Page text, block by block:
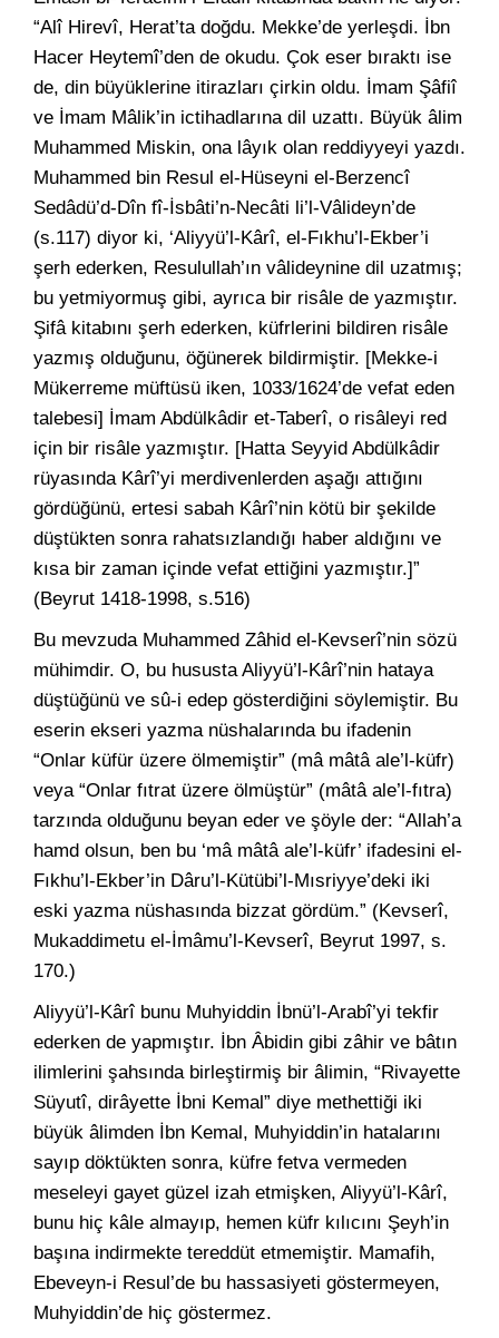
“Alî Hirevî, Herat’ta doğdu. Mekke’de yerleşdi. İbn
Hacer Heytemî’den de okudu. Çok eser bıraktı ise
de, din büyüklerine itirazları çirkin oldu. İmam Şâfiî
ve İmam Mâlik’in ictihadlarına dil uzattı. Büyük âlim
Muhammed Miskin, ona lâyık olan reddiyyeyi yazdı.
Muhammed bin Resul el-Hüseyni el-Berzencî
Sedâdü’d-Dîn fî-İsbâti’n-Necâti li’l-Vâlideyn’de
(s.117) diyor ki, ‘Aliyyü’l-Kârî, el-Fıkhu’l-Ekber’i
şerh ederken, Resulullah’ın vâlideynine dil uzatmış;
bu yetmiyormuş gibi, ayrıca bir risâle de yazmıştır.
Şifâ kitabını şerh ederken, küfrlerini bildiren risâle
yazmış olduğunu, öğünerek bildirmiştir. [Mekke-i
Mükerreme müftüsü iken, 1033/1624’de vefat eden
talebesi] İmam Abdülkâdir et-Taberî, o risâleyi red
için bir risâle yazmıştır. [Hatta Seyyid Abdülkâdir
rüyasında Kârî’yi merdivenlerden aşağı attığını
gördüğünü, ertesi sabah Kârî’nin kötü bir şekilde
düştükten sonra rahatsızlandığı haber aldığını ve
kısa bir zaman içinde vefat ettiğini yazmıştır.]”
(Beyrut 1418-1998, s.516)
Bu mevzuda Muhammed Zâhid el-Kevserî’nin sözü
mühimdir. O, bu hususta Aliyyü’l-Kârî’nin hataya
düştüğünü ve sû-i edep gösterdiğini söylemiştir. Bu
eserin ekseri yazma nüshalarında bu ifadenin
“Onlar küfür üzere ölmemiştir” (mâ mâtâ ale’l-küfr)
veya “Onlar fıtrat üzere ölmüştür” (mâtâ ale’l-fıtra)
tarzında olduğunu beyan eder ve şöyle der: “Allah’a
hamd olsun, ben bu ‘mâ mâtâ ale’l-küfr’ ifadesini el-
Fıkhu’l-Ekber’in Dâru’l-Kütübi’l-Mısriyye’deki iki
eski yazma nüshasında bizzat gördüm.” (Kevserî,
Mukaddimetu el-İmâmu’l-Kevserî, Beyrut 1997, s.
170.)
Aliyyü’l-Kârî bunu Muhyiddin İbnü’l-Arabî’yi tekfir
ederken de yapmıştır. İbn Âbidin gibi zâhir ve bâtın
ilimlerini şahsında birleştirmiş bir âlimin, “Rivayette
Süyutî, dirâyette İbni Kemal” diye methettiği iki
büyük âlimden İbn Kemal, Muhyiddin’in hatalarını
sayıp döktükten sonra, küfre fetva vermeden
meseleyi gayet güzel izah etmişken, Aliyyü’l-Kârî,
bunu hiç kâle almayıp, hemen küfr kılıcını Şeyh’in
başına indirmekte tereddüt etmemiştir. Mamafih,
Ebeveyn-i Resul’de bu hassasiyeti göstermeyen,
Muhyiddin’de hiç göstermez.